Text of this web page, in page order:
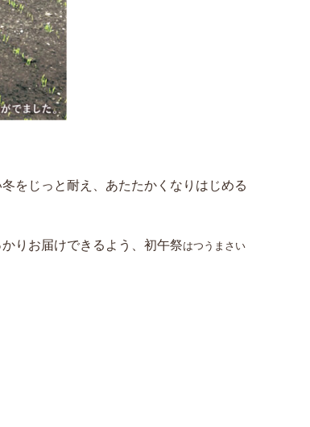
をじっと耐え、あたたかくなりはじめる
りお届けできるよう、初午祭はつうまさい